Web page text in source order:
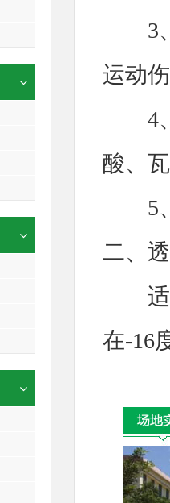
3、
运动
4、
酸、
5、
二、
适用
在-16